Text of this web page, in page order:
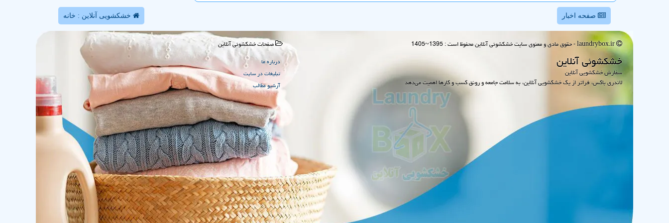
صفحه اخبار خشکشویی آنلاین : خانه
laundrybox.ir - حقوق مادی و معنوی سایت خشكشوئی آنلاین محفوظ است : 1395~1405
خشكشوئی آنلاین
سفارش خشکشویی آنلاین
لاندری باکس، فراتر از یک خشکشویی آنلاین، به سلامت جامعه و رونق کسب و کارها اهمیت می‌دهد
صفحات خشكشوئی آنلاین
درباره ما
تبلیغات در سایت
آرشیو مطالب